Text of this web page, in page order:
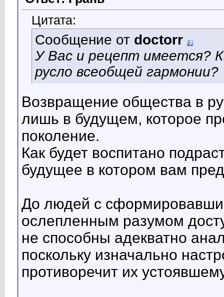
Цитата:
Сообщение от doctorr
У Вас и рецепт имеется?
русло всеобщей гармонии?
Возвращение общества в
лишь в будущем, которое
поколение.
Как будет воспитано
будущее в котором вам
До людей с
ослепленным разумом
не способны адекватно
поскольку изначально
противоречит их